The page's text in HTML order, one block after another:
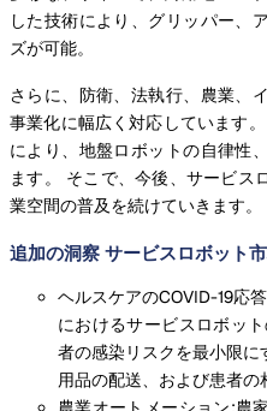
した技術により、グリッパー、
ズが可能。
さらに、防衛、法執行、農業、
事業化に幅広く対応しています
により、地盤ロボットの自律性
ます。 そこで、今後、サービス
業空間の普及を続けていきます。
追加の洞察 サービスロボット
ヘルスケアのCOVID-19応
におけるサービスロボッ
者の感染リスクを最小限
用品の配送、および患者の